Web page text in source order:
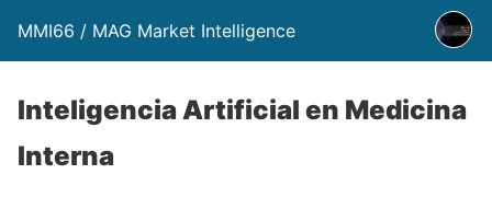
MMI66 / MAG Market Intelligence
Inteligencia Artificial en Medicina
Interna